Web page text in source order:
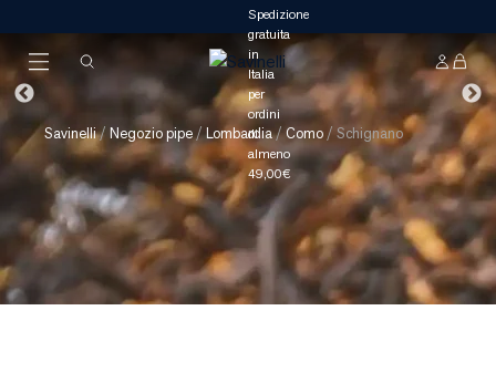
Savinelli/ Negozio pipe/Lombardia/Como / Schignano